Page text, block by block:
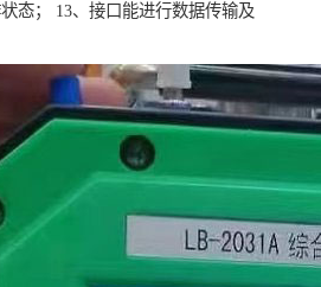
态； 13、接口能进行数据传输及